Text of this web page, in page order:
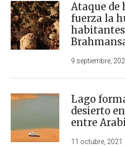
Ataque de
fuerza la
habitantes
9 septiembre,
Lago
desierto
entre
11 octubre, 2021